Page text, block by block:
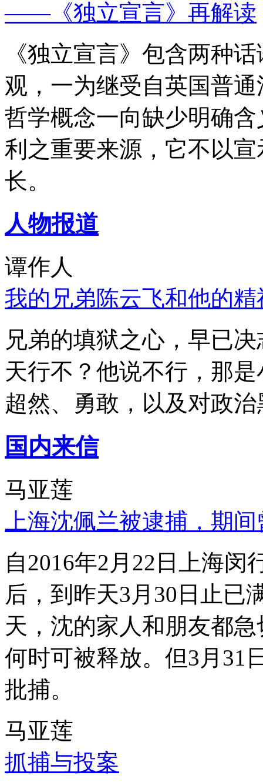
——《独立宣言》再解读
《独立宣言》包含两种
观，一为继受自英国普
哲学概念一向缺少明确
利之重要来源，它不以
长。
人物报道
谭作人
我的兄弟陈云飞和他的
兄弟的填狱之心，早已
天行不？他说不行，那
超然、勇敢，以及对政
国内来信
马亚莲
上海沈佩兰被逮捕，期
自2016年2月22日上海
后，到昨天3月30日止已
天，沈的家人和朋友都
何时可被释放。但3月31
批捕。
马亚莲
抓捕与投案